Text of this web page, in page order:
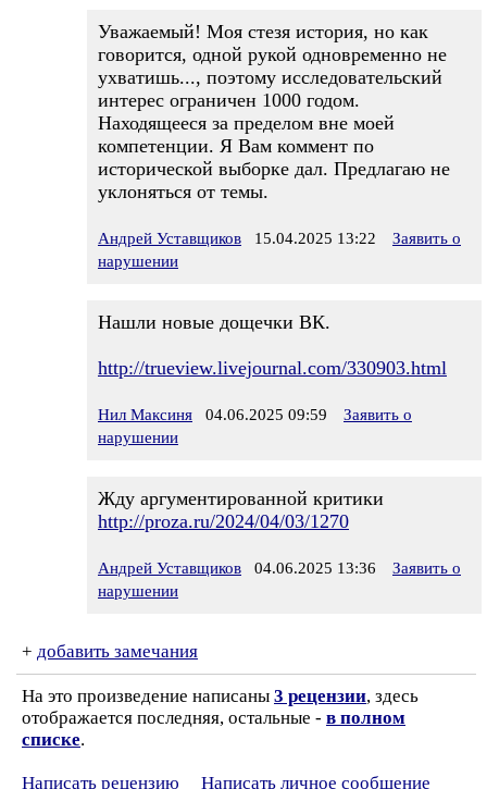
Уважаемый! Моя стезя история, но как
говорится, одной рукой одновременно не
ухватишь..., поэтому исследовательский
интерес ограничен 1000 годом.
Находящееся за пределом вне моей
компетенции. Я Вам коммент по
исторической выборке дал. Предлагаю не
уклоняться от темы.
Андрей Уставщиков 15.04.2025 13:22
Заявить о
нарушении
Нашли новые дощечки ВК.
http://trueview.livejournal.com/330903.html
Нил Максиня 04.06.2025 09:59
Заявить о
нарушении
Жду аргументированной критики
http://proza.ru/2024/04/03/1270
Андрей Уставщиков 04.06.2025 13:36
Заявить о
нарушении
+ добавить замечания
На это произведение написаны 3 рецензии, здесь
отображается последняя, остальные - в полном
списке.
Написать рецензию Написать личное сообщение